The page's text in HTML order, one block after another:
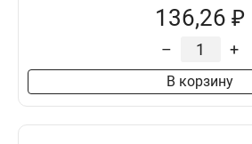
136,26 ₽
– +
В корзину